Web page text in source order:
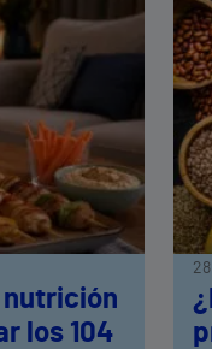
nutrición
los 104